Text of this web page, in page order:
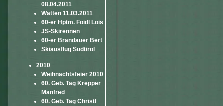
08.04.2011
Watten 11.03.2011
60-er Hptm. Foidl Lois
JS-Skirennen
60-er Brandauer Bert
Skiausflug Südtirol
2010
Weihnachtsfeier 2010
60. Geb. Tag Krepper
Manfred
60. Geb. Tag Christl